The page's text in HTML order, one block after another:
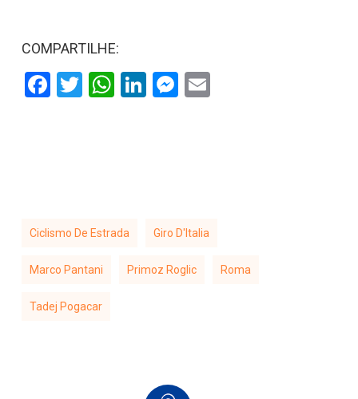
COMPARTILHE:
Facebook
Twitter
WhatsApp
LinkedIn
Messenger
Email
Ciclismo De Estrada Giro D'Italia
Marco Pantani Primoz Roglic Roma
Tadej Pogacar